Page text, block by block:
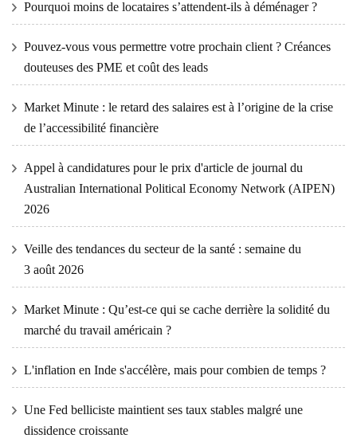
Pourquoi moins de locataires s’attendent-ils à déménager ?
Pouvez-vous vous permettre votre prochain client ? Créances
douteuses des PME et coût des leads
Market Minute : le retard des salaires est à l’origine de la crise
de l’accessibilité financière
Appel à candidatures pour le prix d'article de journal du
Australian International Political Economy Network (AIPEN)
2026
Veille des tendances du secteur de la santé : semaine du
3 août 2026
Market Minute : Qu’est-ce qui se cache derrière la solidité du
marché du travail américain ?
L'inflation en Inde s'accélère, mais pour combien de temps ?
Une Fed belliciste maintient ses taux stables malgré une
dissidence croissante